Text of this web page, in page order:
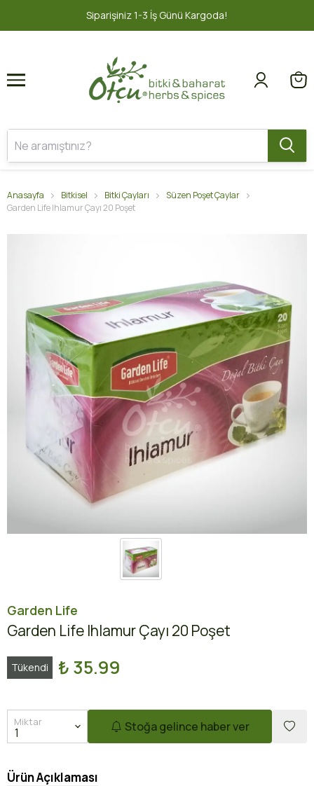
Siparişiniz 1-3 İş Günü Kargoda!
1 2
Anasayfa Bitkisel Bitki Çayları
Süzen Poşet Çaylar
Garden Life Ihlamur Çayı 20 Poşet
Garden Life
Garden Life Ihlamur Çayı 20 Poşet
Tükendi ₺ 35.99
Miktar Stoğa gelince haber ver
Ürün Açıklaması